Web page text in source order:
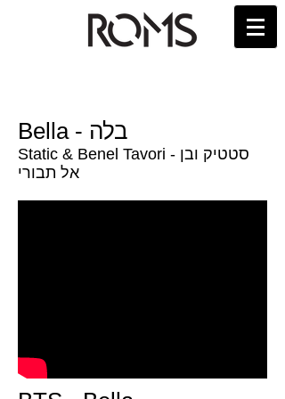
Bella - בלה
Static & Benel Tavori - סטטיק ובן